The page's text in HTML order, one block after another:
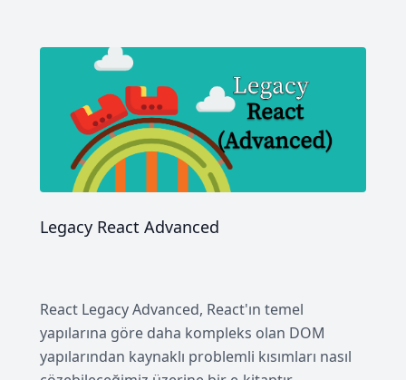
Legacy React Advanced
React Legacy Advanced, React'ın temel
yapılarına göre daha kompleks olan DOM
yapılarından kaynaklı problemli kısımları nasıl